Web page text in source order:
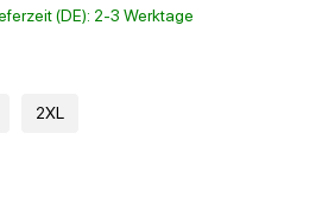
(DE): 2-3 Werktage
2XL